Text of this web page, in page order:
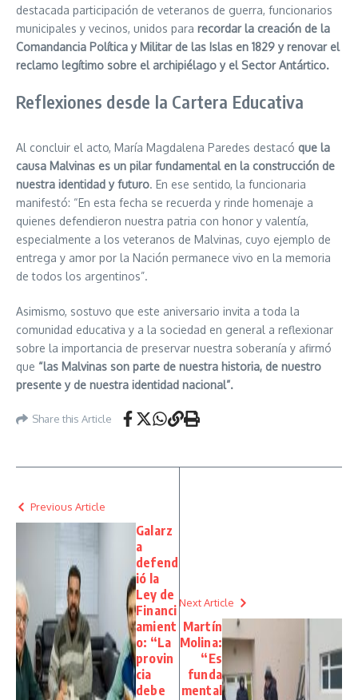
destacada participación de veteranos de guerra, funcionarios
municipales y vecinos, unidos para recordar la creación de la
Comandancia Política y Militar de las Islas en 1829 y renovar el
reclamo legítimo sobre el archipiélago y el Sector Antártico.
Reflexiones desde la Cartera Educativa
Al concluir el acto, María Magdalena Paredes destacó que la
causa Malvinas es un pilar fundamental en la construcción de
nuestra identidad y futuro. En ese sentido, la funcionaria
manifestó: “En esta fecha se recuerda y rinde homenaje a
quienes defendieron nuestra patria con honor y valentía,
especialmente a los veteranos de Malvinas, cuyo ejemplo de
entrega y amor por la Nación permanece vivo en la memoria
de todos los argentinos”.
Asimismo, sostuvo que este aniversario invita a toda la
comunidad educativa y a la sociedad en general a reflexionar
sobre la importancia de preservar nuestra soberanía y afirmó
que “las Malvinas son parte de nuestra historia, de nuestro
presente y de nuestra identidad nacional”.
Share this Article
Previous Article
Galarz
a
defend
ió la
Ley de
Financi
amient
o: “La
provin
cia
debe
Next Article
Martín
Molina:
“Es
funda
mental